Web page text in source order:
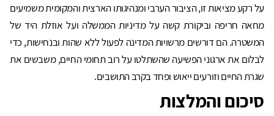
על רקע מציאות זו, הציבור הערבי ומנהיגותו הארצית והמקומית משמיעים
מחאה חריפה וביקורת קשה על מדיניות הממשלה ועל אוזלת היד של
המשטרה. הם דורשים מרשויות המדינה לפעול ללא שהות ובנחישות, כדי
לבלום את ארגוני הפשיעה שהשתלטו על רוב תחומי החיים, משבשים את
שגרת החיים וזורעים ייאוש ופחד בקרב התושבים.
סיכום והמלצות